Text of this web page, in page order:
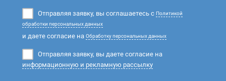
Отправляя заявку, вы соглашаетесь с Политикой
обработки персональных данных
и даете согласие на Обработку персональных данных
Отправляя заявку, вы даете согласие на
информационную и рекламную рассылку